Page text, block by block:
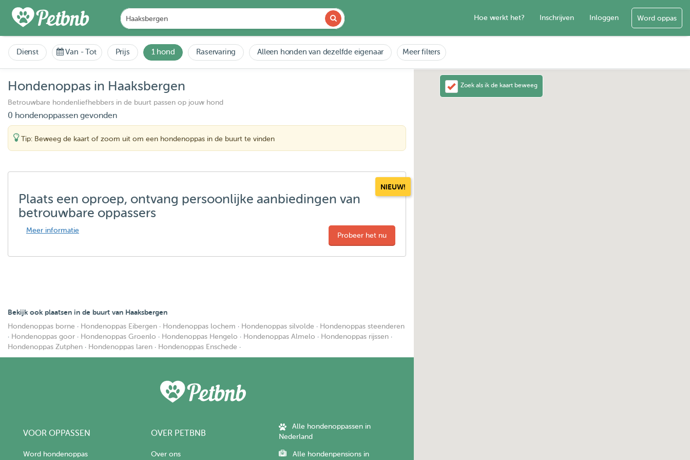
Hoe werkt het? Inschrijven Inloggen Word oppas
Dienst Van -Tot Prijs 1 hond Raservaring Alleen honden van dezelfde eigenaar Meer filters
Hondenoppas in Haaksbergen
Betrouwbare hondenliefhebbers in de buurt passen op jouw hond
0 hondenoppassen gevonden
Tip: Beweeg de kaart of zoom uit om een hondenoppas in de buurt te vinden
NIEUW!
Plaats een oproep, ontvang persoonlijke aanbiedingen van
betrouwbare oppassers
Meer informatie
Probeer het nu
Bekijk ook plaatsen in de buurt van Haaksbergen
Hondenoppas borne · Hondenoppas Eibergen · Hondenoppas lochem · Hondenoppas silvolde · Hondenoppas steenderen
· Hondenoppas goor · Hondenoppas Groenlo · Hondenoppas Hengelo · Hondenoppas Almelo · Hondenoppas rijssen ·
Hondenoppas Zutphen · Hondenoppas laren · Hondenoppas Enschede ·
VOOR OPPASSEN
Word hondenoppas
OVER PETBNB
Over ons
Alle hondenoppassen in
Nederland
Alle hondenpensions in
Zoek als ik de kaart beweeg